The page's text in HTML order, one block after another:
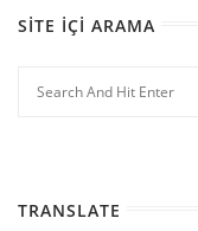
SITE İÇI ARAMA
TRANSLATE